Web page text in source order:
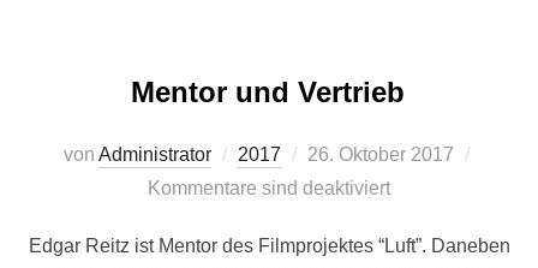
Mentor und Vertrieb
von Administrator 2017
Veröffentlicht
am
26. Oktober 2017
Kommentare sind deaktiviert
Edgar Reitz ist Mentor des Filmprojektes “Luft”. Daneben